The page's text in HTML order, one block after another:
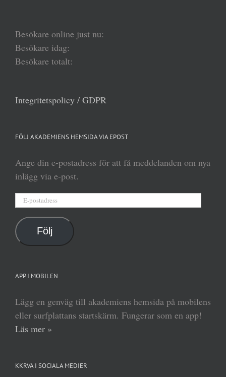
Besökare online just nu:
Besökare idag:
Besökare totalt:
Integritetspolicy / GDPR
FÖLJ AKADEMIENS HEMSIDA VIA EPOST
Ange din e-postadress för att få meddelanden om nya
inlägg via e-post.
postadress
Följ
APP I MOBILEN
Lägg en genväg till akademiens hemsida på mobilens
eller surfplattans startskärm. Fungerar som en app!
Läs mer »
KKRVA I SOCIALA MEDIER